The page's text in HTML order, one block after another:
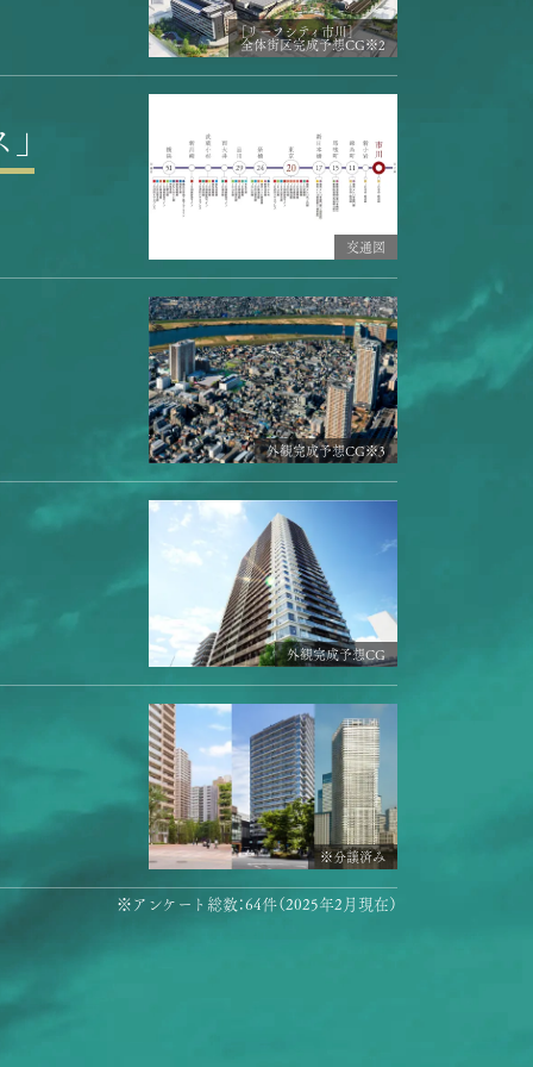
［リーフシティ市川］
全体街区完成予想CG※2
交通図
外観完成予想CG※3
外観完成予想CG
※分譲済み
※アンケート総数：64件（2025年2月現在）